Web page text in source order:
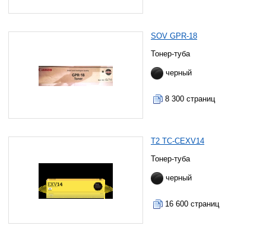
SOV GPR-18
Тонер-туба
черный
8 300 страниц
T2 TC-CEXV14
Тонер-туба
черный
16 600 страниц